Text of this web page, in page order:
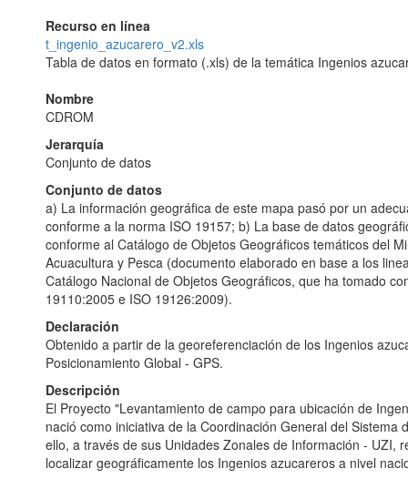
Recurso en línea
t_ingenio_azucarero_v2.xls
Tabla de datos en formato (.xls) de la temática Ingenios
Nombre
CDROM
Jerarquía
Conjunto de datos
Conjunto de datos
a) La información geográfica de este mapa pasó por un
conforme a la norma ISO 19157; b) La base de datos
conforme al Catálogo de Objetos Geográficos temáticos del
Acuacultura y Pesca (documento elaborado en base a los
Catálogo Nacional de Objetos Geográficos, que ha tomado
19110:2005 e ISO 19126:2009).
Declaración
Obtenido a partir de la georeferenciación de los Ingenios
Posicionamiento Global - GPS.
Descripción
El Proyecto "Levantamiento de campo para ubicación de
nació como iniciativa de la Coordinación General del Sistema
ello, a través de sus Unidades Zonales de Información - UZI,
localizar geográficamente los Ingenios azucareros a nivel